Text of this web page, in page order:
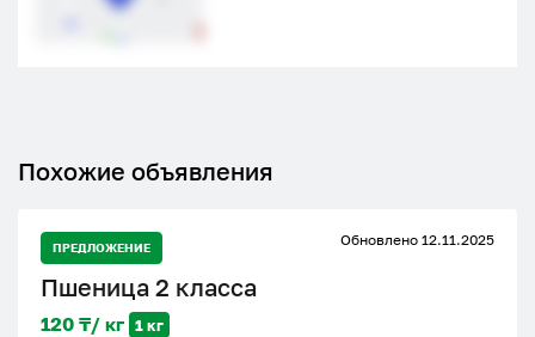
Похожие объявления
ПРЕДЛОЖЕНИЕ Обновлено 12.11.2025
Пшеница 2 класса
120 ₸/ кг 1 кг